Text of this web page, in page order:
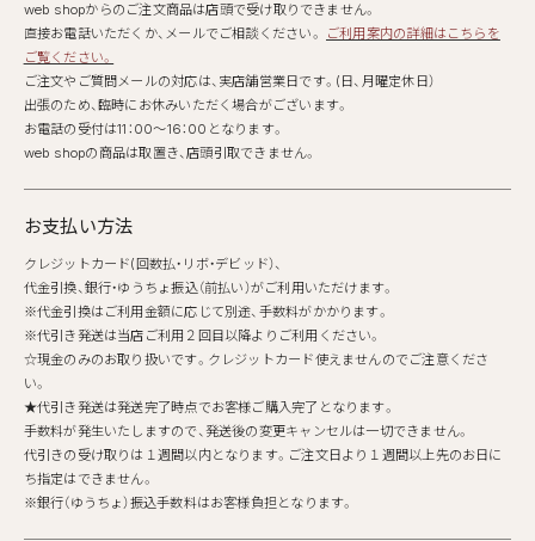
web shopからのご注文商品は店頭で受け取りできません。
直接お電話いただくか、メールでご相談ください。
ご利用案内の詳細はこちらを
ご覧ください。
ご注文やご質問メールの対応は、実店舗営業日です。(日、月曜定休日）
出張のため、臨時にお休みいただく場合がございます。
お電話の受付は11：00～16：00となります。
web shopの商品は取置き、店頭引取できません。
お支払い方法
クレジットカード(回数払・リボ・デビッド）、
代金引換、銀行・ゆうちょ振込（前払い）がご利用いただけます。
※代金引換はご利用金額に応じて別途、手数料がかかります。
※代引き発送は当店ご利用２回目以降よりご利用ください。
☆現金のみのお取り扱いです。クレジットカード使えませんのでご注意くださ
い。
★代引き発送は発送完了時点でお客様ご購入完了となります。
手数料が発生いたしますので、発送後の変更キャンセルは一切できません。
代引きの受け取りは１週間以内となります。ご注文日より１週間以上先のお日に
ち指定はできません。
※銀行（ゆうちょ）振込手数料はお客様負担となります。